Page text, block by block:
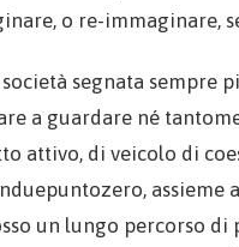
o re-immaginare,
società segnata
a guardare né
attivo, di veicolo di
assieme
un lungo percorso